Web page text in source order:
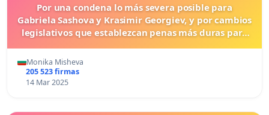
Por una condena lo más severa posible para
Gabriela Sashova y Krasimir Georgiev, y por cambios
legislativos que establezcan penas más duras para
Monika Misheva
205 523 firmas
14 Mar 2025